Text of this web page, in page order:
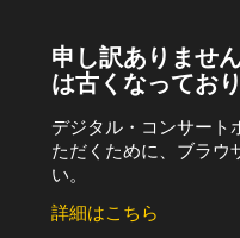
申し訳ありませ
は古くなってお
デジタル・コンサート
ただくために、ブラウ
い。
詳細はこちら